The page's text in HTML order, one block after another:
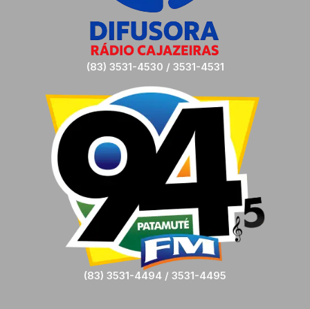
(83) 3531-4530 / 3531-4531
(83) 3531-4494 / 3531-4495